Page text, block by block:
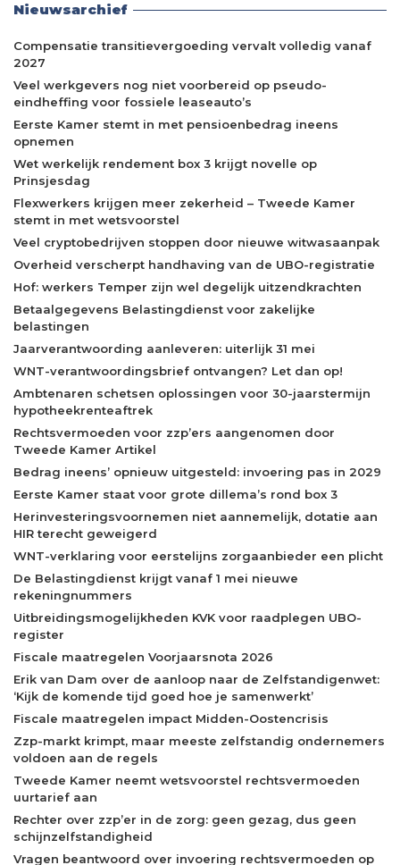
Nieuwsarchief
Compensatie transitievergoeding vervalt volledig vanaf
2027
Veel werkgevers nog niet voorbereid op pseudo-
eindheffing voor fossiele leaseauto’s
Eerste Kamer stemt in met pensioenbedrag ineens
opnemen
Wet werkelijk rendement box 3 krijgt novelle op
Prinsjesdag
Flexwerkers krijgen meer zekerheid – Tweede Kamer
stemt in met wetsvoorstel
Veel cryptobedrijven stoppen door nieuwe witwasaanpak
Overheid verscherpt handhaving van de UBO-registratie
Hof: werkers Temper zijn wel degelijk uitzendkrachten
Betaalgegevens Belastingdienst voor zakelijke
belastingen
Jaarverantwoording aanleveren: uiterlijk 31 mei
WNT-verantwoordingsbrief ontvangen? Let dan op!
Ambtenaren schetsen oplossingen voor 30-jaarstermijn
hypotheekrenteaftrek
Rechtsvermoeden voor zzp’ers aangenomen door
Tweede Kamer Artikel
Bedrag ineens’ opnieuw uitgesteld: invoering pas in 2029
Eerste Kamer staat voor grote dillema’s rond box 3
Herinvesteringsvoornemen niet aannemelijk, dotatie aan
HIR terecht geweigerd
WNT-verklaring voor eerstelijns zorgaanbieder een plicht
De Belastingdienst krijgt vanaf 1 mei nieuwe
rekeningnummers
Uitbreidingsmogelijkheden KVK voor raadplegen UBO-
register
Fiscale maatregelen Voorjaarsnota 2026
Erik van Dam over de aanloop naar de Zelfstandigenwet:
‘Kijk de komende tijd goed hoe je samenwerkt’
Fiscale maatregelen impact Midden-Oostencrisis
Zzp-markt krimpt, maar meeste zelfstandig ondernemers
voldoen aan de regels
Tweede Kamer neemt wetsvoorstel rechtsvermoeden
uurtarief aan
Rechter over zzp’er in de zorg: geen gezag, dus geen
schijnzelfstandigheid
Vragen beantwoord over invoering rechtsvermoeden op